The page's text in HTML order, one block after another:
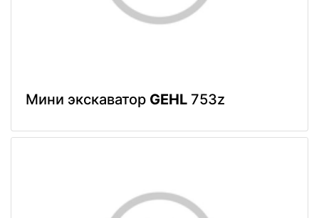
Мини экскаватор GEHL 753z